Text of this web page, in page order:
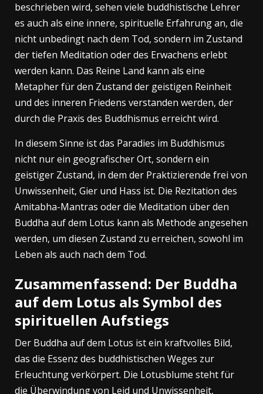
beschrieben wird, sehen viele buddhistische Lehrer
es auch als eine innere, spirituelle Erfahrung an, die
nicht unbedingt nach dem Tod, sondern im Zustand
der tiefen Meditation oder des Erwachens erlebt
werden kann. Das Reine Land kann als eine
Metapher für den Zustand der geistigen Reinheit
und des inneren Friedens verstanden werden, der
durch die Praxis des Buddhismus erreicht wird.
In diesem Sinne ist das Paradies im Buddhismus
nicht nur ein geografischer Ort, sondern ein
geistiger Zustand, in dem der Praktizierende frei von
Unwissenheit, Gier und Hass ist. Die Rezitation des
Amitabha-Mantras oder die Meditation über den
Buddha auf dem Lotus kann als Methode angesehen
werden, um diesen Zustand zu erreichen, sowohl im
Leben als auch nach dem Tod.
Zusammenfassend: Der Buddha
auf dem Lotus als Symbol des
spirituellen Aufstiegs
Der Buddha auf dem Lotus ist ein kraftvolles Bild,
das die Essenz des buddhistischen Weges zur
Erleuchtung verkörpert. Die Lotusblume steht für
die Überwindung von Leid und Unwissenheit,